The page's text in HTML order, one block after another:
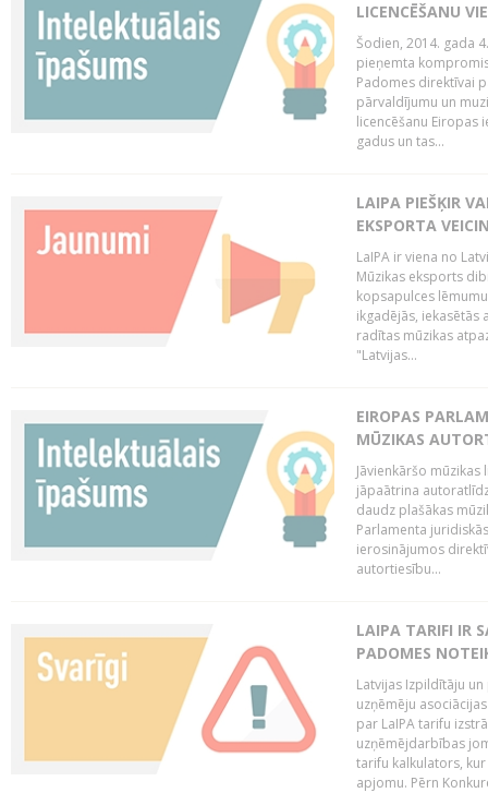
LICENCĒŠANU
Šodien, 2014. gada
pieņemta
Padomes direktīvai
pārvaldījumu un
licencēšanu Eiropas
gadus un tas...
LAIPA PIEŠĶIR
EKSPORTA
LaIPA ir viena no
Mūzikas eksports
kopsapulces
ikgadējās, iekasētās
radītas mūzikas
"Latvijas...
EIROPAS
MŪZIKAS
Jāvienkāršo
jāpaātrina
daudz plašākas
Parlamenta
ierosinājumos
autortiesību...
LAIPA TARIFI IR
PADOMES
Latvijas Izpildītāju
uzņēmēju
par LaIPA tarifu
uzņēmējdarbības
tarifu kalkulators,
apjomu. Pērn